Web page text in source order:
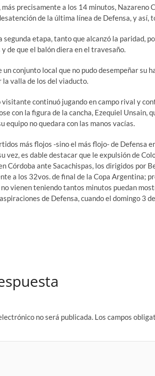
más precisamente a los 14 minutos,
de la última línea de Defensa, y así,
segunda etapa, tanto que alcanzó la paridad,
de que el balón diera en el travesaño.
un conjunto local que no pudo desempeñar su
valla de los del viaducto.
continuó jugando en campo rival y
con la figura de la cancha, Ezequiel
equipo no quedara con las manos vacías.
más flojos -sino el más flojo- de Defensa
vez, es dable destacar que le expulsión de
Córdoba ante Sacachispas, los dirigidos por
a los 32vos. de final de la Copa Argentina;
vienen teniendo tantos minutos puedan
de Defensa, cuando el domingo 3
no será publicada. Los campos